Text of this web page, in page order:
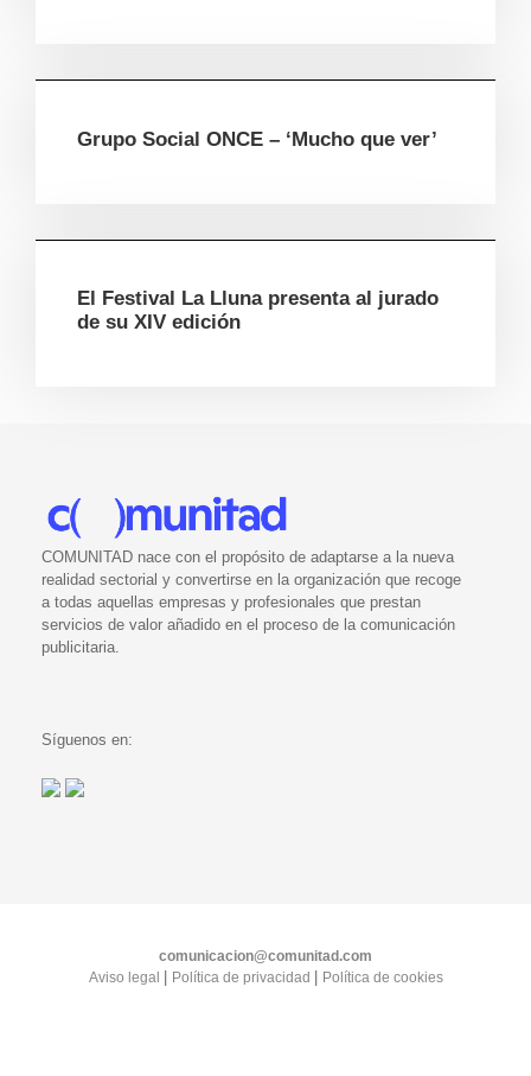
Grupo Social ONCE – ‘Mucho que ver’
El Festival La Lluna presenta al jurado
de su XIV edición
COMUNITAD nace con el propósito de adaptarse a la nueva
realidad sectorial y convertirse en la organización que recoge
a todas aquellas empresas y profesionales que prestan
servicios de valor añadido en el proceso de la comunicación
publicitaria.
Síguenos en:
comunicacion@comunitad.com
Aviso legal
Política de privacidad Política de cookies